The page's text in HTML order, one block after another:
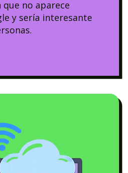
no aparece
y sería interesante